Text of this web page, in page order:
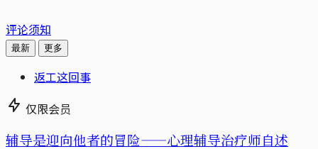
评论须知
最新 更多
返工这回事
仅限会员
辅导是迎向他者的冒险——心理辅导治疗师自述